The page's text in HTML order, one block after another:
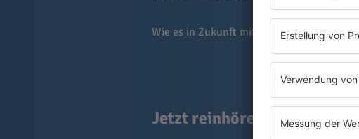
Wie es in Zukunft mit seiner
Jetzt reinhören und immer